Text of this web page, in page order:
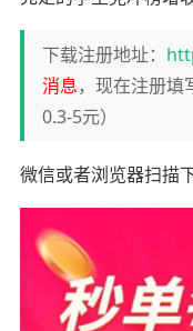
下载注册地址：
消息，现在注册填
0.3-5元）
微信或者浏览器扫描